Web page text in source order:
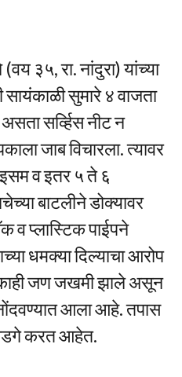
३५, रा. नांदुरा) यांच्या
सायंकाळी सुमारे ४ वाजता
सर्व्हिस नीट न
जाब विचारला. त्यावर
इसम व इतर ५ ते ६
बाटलीने डोक्यावर
व प्लास्टिक पाईपने
धमक्या दिल्याचा आरोप
जण जखमी झाले असून
आला आहे. तपास
करत आहेत.